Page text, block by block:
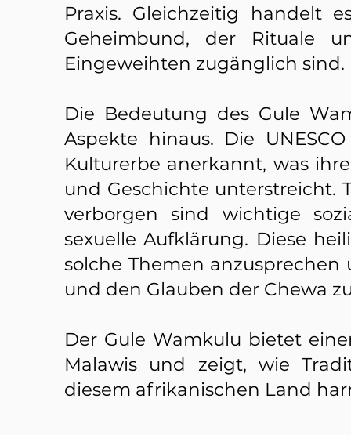
Praxis. Gleichzeitig handelt
Geheimbund, der Rituale
Eingeweihten zugänglich sind.
Die Bedeutung des Gule
Aspekte hinaus. Die
Kulturerbe anerkannt, was
und Geschichte unterstreicht.
verborgen sind wichtige
sexuelle Aufklärung. Diese
solche Themen
und den Glauben der Chewa
Der Gule Wamkulu bietet
Malawis und zeigt, wie
diesem afrikanischen Land